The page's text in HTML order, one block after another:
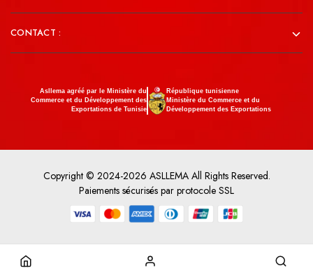
CONTACT :
Asllema agréé par le Ministère du
Commerce et du Développement des
Exportations de Tunisie
République tunisienne
Ministère du Commerce et du
Développement des Exportations
Copyright © 2024-2026 ASLLEMA All Rights Reserved.
Paiements sécurisés par protocole SSL